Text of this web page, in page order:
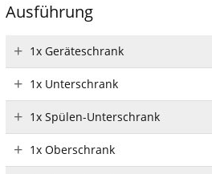
Ausführung
1x Geräteschrank
1x Unterschrank
1x Spülen-Unterschrank
1x Oberschrank